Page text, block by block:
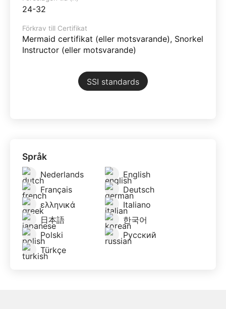
24-32
Förkrav till Certifikat
Mermaid certifikat (eller motsvarande), Snorkel
Instructor (eller motsvarande)
SSI standards
Språk
Nederlands
English
Français
Deutsch
ελληνικά
Italiano
日本語
한국어
Polski
Русский
Türkçe